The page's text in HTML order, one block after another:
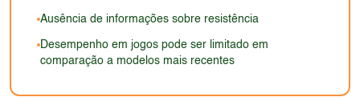
Ausência de informações sobre resistência
Desempenho em jogos pode ser limitado em
comparação a modelos mais recentes